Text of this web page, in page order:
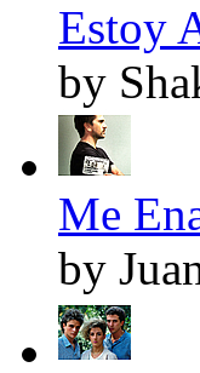
Estoy
by
Me
by